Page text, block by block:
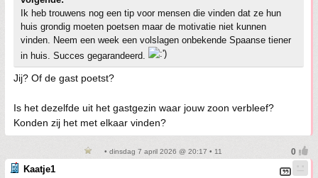
Ik heb trouwens nog een tip voor mensen die vinden dat ze hun
huis grondig moeten poetsen maar de motivatie niet kunnen
vinden. Neem een week een volslagen onbekende Spaanse tiener
in huis. Succes gegarandeerd.
Jij? Of de gast poetst?
Is het dezelfde uit het gastgezin waar jouw zoon verbleef?
Konden zij het met elkaar vinden?
• dinsdag 7 april 2026 @ 20:17 • 11
Kaatje1